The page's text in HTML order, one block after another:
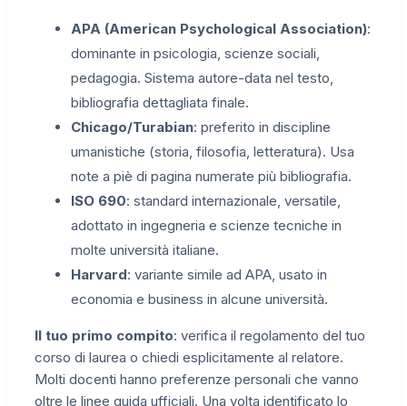
APA (American Psychological Association):
dominante in psicologia, scienze sociali,
pedagogia. Sistema autore-data nel testo,
bibliografia dettagliata finale.
Chicago/Turabian: preferito in discipline
umanistiche (storia, filosofia, letteratura). Usa
note a piè di pagina numerate più bibliografia.
ISO 690: standard internazionale, versatile,
adottato in ingegneria e scienze tecniche in
molte università italiane.
Harvard: variante simile ad APA, usato in
economia e business in alcune università.
Il tuo primo compito: verifica il regolamento del tuo
corso di laurea o chiedi esplicitamente al relatore.
Molti docenti hanno preferenze personali che vanno
oltre le linee guida ufficiali. Una volta identificato lo